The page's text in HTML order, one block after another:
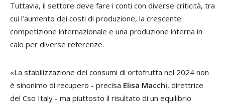
Tuttavia, il settore deve fare i conti con diverse criticità, tra
cui l’aumento dei costi di produzione, la crescente
competizione internazionale e una produzione interna in
calo per diverse referenze.
«La stabilizzazione dei consumi di ortofrutta nel 2024 non
è sinonimo di recupero - precisa Elisa Macchi, direttrice
del Cso Italy - ma piuttosto il risultato di un equilibrio